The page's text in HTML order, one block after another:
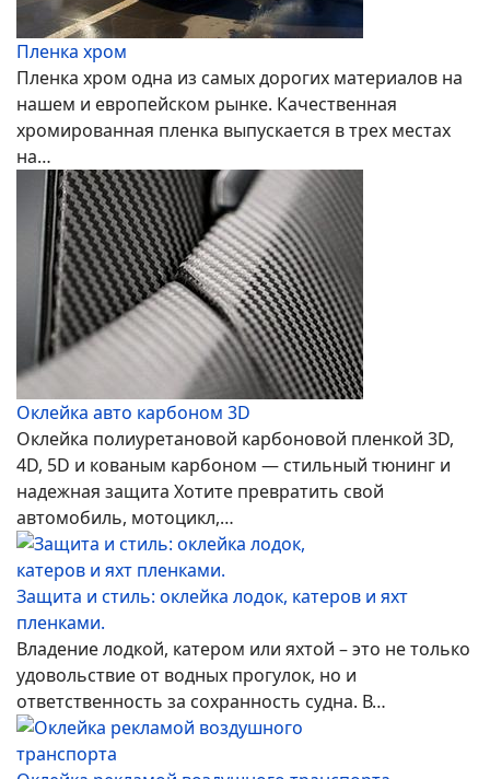
Пленка хром
Пленка хром одна из самых дорогих материалов на
нашем и европейском рынке. Качественная
хромированная пленка выпускается в трех местах
на…
Оклейка авто карбоном 3D
Оклейка полиуретановой карбоновой пленкой 3D,
4D, 5D и кованым карбоном — стильный тюнинг и
надежная защита Хотите превратить свой
автомобиль, мотоцикл,…
Защита и стиль: оклейка лодок, катеров и яхт
пленками.
Владение лодкой, катером или яхтой – это не только
удовольствие от водных прогулок, но и
ответственность за сохранность судна. В…